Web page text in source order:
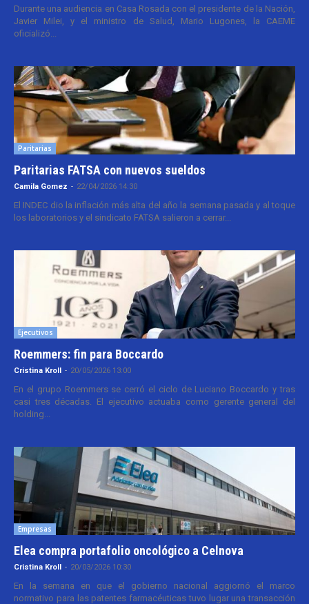
Durante una audiencia en Casa Rosada con el presidente de la Nación,
Javier Milei, y el ministro de Salud, Mario Lugones, la CAEME
oficializó...
Paritarias
Paritarias FATSA con nuevos sueldos
Camila Gomez - 22/04/2026 14:30
El INDEC dio la inflación más alta del año la semana pasada y al toque
los laboratorios y el sindicato FATSA salieron a cerrar...
Ejecutivos
Roemmers: fin para Boccardo
Cristina Kroll - 20/05/2026 13:00
En el grupo Roemmers se cerró el ciclo de Luciano Boccardo y tras
casi tres décadas. El ejecutivo actuaba como gerente general del
holding...
Empresas
Elea compra portafolio oncológico a Celnova
Cristina Kroll - 20/03/2026 10:30
En la semana en que el gobierno nacional aggiornó el marco
normativo para las patentes farmacéuticas tuvo lugar una transacción